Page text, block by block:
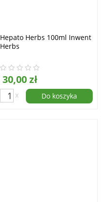
Hepato Herbs 100ml Inwent
Herbs
30,00 zł
x Do koszyka